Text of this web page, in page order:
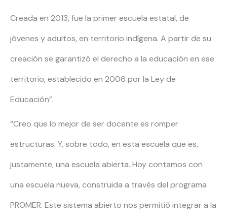
Creada en 2013, fue la primer escuela estatal, de
jóvenes y adultos, en territorio indígena. A partir de su
creación se garantizó el derecho a la educación en ese
territorio, establecido en 2006 por la Ley de
Educación”.
“Creo que lo mejor de ser docente es romper
estructuras. Y, sobre todo, en esta escuela que es,
justamente, una escuela abierta. Hoy contamos con
una escuela nueva, construida a través del programa
PROMER. Este sistema abierto nos permitió integrar a la